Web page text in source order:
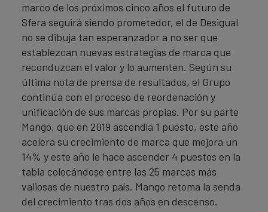
marco de los próximos cinco años el futuro de
Sfera seguirá siendo prometedor, el de Desigual
no se dibuja tan esperanzador a no ser que
establezcan nuevas estrategias de marca que
reconduzcan el valor y lo aumenten. Según su
última nota de prensa de resultados, el Grupo
continúa con el proceso de reordenación y
unificación de sus marcas propias. Por su parte
Mango, que en 2019 ascendía 1 puesto, este año
acelera su crecimiento de marca que mejora un
14% y este año le hace ascender 4 puestos en la
tabla colocándose entre las 25 marcas más
valiosas de nuestro país. Mango retoma la senda
del crecimiento tras dos años en descenso.